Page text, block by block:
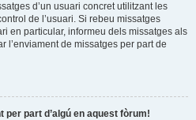
d’un usuari concret utilitzant les
de l’usuari. Si rebeu missatges
en particular, informeu dels missatges als
l’enviament de missatges per part de
part d’algú en aquest fòrum!